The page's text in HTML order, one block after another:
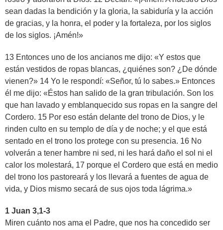
sean dadas la bendición y la gloria, la sabiduría y la acción
de gracias, y la honra, el poder y la fortaleza, por los siglos
de los siglos. ¡Amén!»
13 Entonces uno de los ancianos me dijo: «Y estos que
están vestidos de ropas blancas, ¿quiénes son? ¿De dónde
vienen?» 14 Yo le respondí: «Señor, tú lo sabes.» Entonces
él me dijo: «Éstos han salido de la gran tribulación. Son los
que han lavado y emblanquecido sus ropas en la sangre del
Cordero. 15 Por eso están delante del trono de Dios, y le
rinden culto en su templo de día y de noche; y el que está
sentado en el trono los protege con su presencia. 16 No
volverán a tener hambre ni sed, ni les hará daño el sol ni el
calor los molestará, 17 porque el Cordero que está en medio
del trono los pastoreará y los llevará a fuentes de agua de
vida, y Dios mismo secará de sus ojos toda lágrima.»
1 Juan 3,1-3
Miren cuánto nos ama el Padre, que nos ha concedido ser